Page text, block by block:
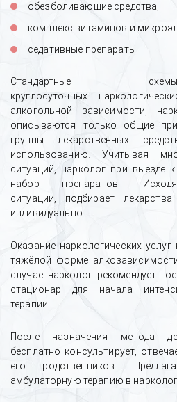
обезболивающие средства;
комплекс витаминов и
седативные препараты.
Стандартные
круглосуточных
алкогольной зависимости,
описываются только общие
группы лекарственных
использованию. Учитывая
ситуаций, нарколог при выезде
набор препаратов.
ситуации, подбирает
индивидуально.
Оказание наркологических
тяжёлой форме
случае нарколог рекомендует
стационар для начала
терапии.
После назначения метода
бесплатно консультирует,
его родственников.
амбулаторную терапию в